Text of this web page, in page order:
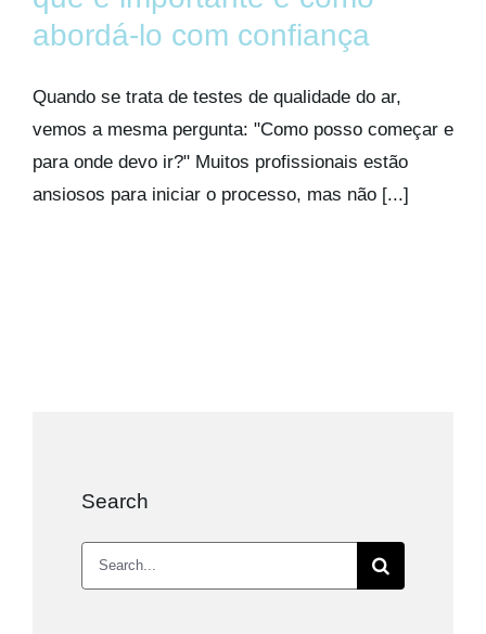
Kits AirCheck
abordá-lo com confiança
Quando se trata de testes de qualidade do ar,
vemos a mesma pergunta: "Como posso começar e
para onde devo ir?" Muitos profissionais estão
ansiosos para iniciar o processo, mas não [...]
Search
Search
for: